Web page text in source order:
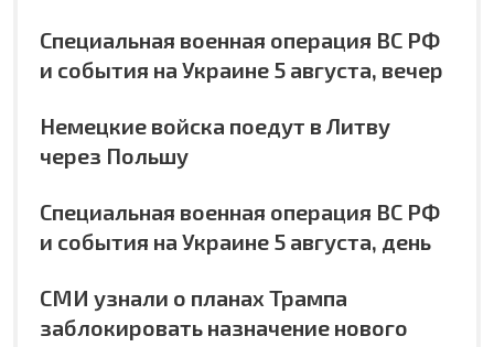
Специальная военная операция ВС РФ
и события на Украине 5 августа, вечер
Немецкие войска поедут в Литву
через Польшу
Специальная военная операция ВС РФ
и события на Украине 5 августа, день
СМИ узнали о планах Трампа
заблокировать назначение нового